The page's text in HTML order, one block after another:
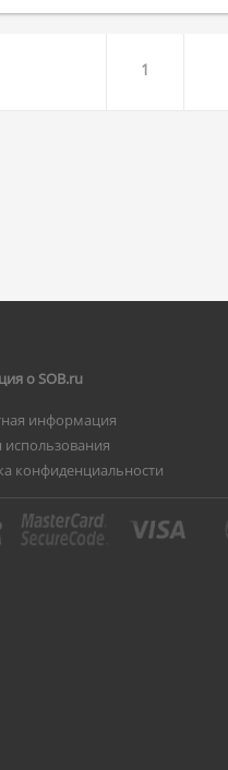
1
о SOB.ru
информация
использования
конфиденциальности